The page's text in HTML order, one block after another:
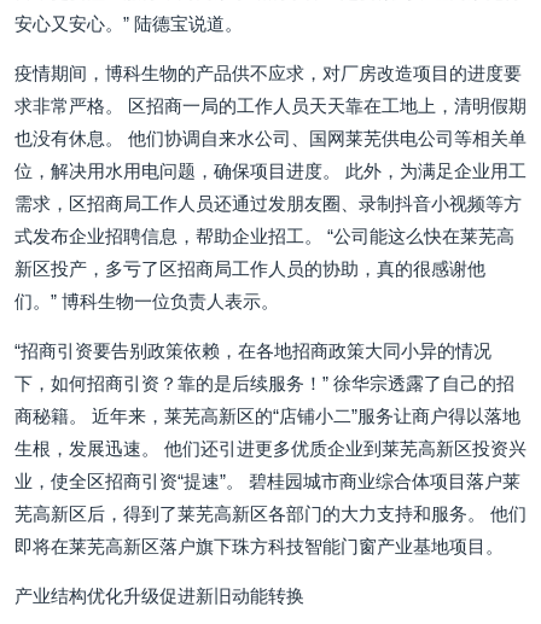
安心又安心。” 陆德宝说道。
疫情期间，博科生物的产品供不应求，对厂房改造项目的进度要
求非常严格。 区招商一局的工作人员天天靠在工地上，清明假期
也没有休息。 他们协调自来水公司、国网莱芜供电公司等相关单
位，解决用水用电问题，确保项目进度。 此外，为满足企业用工
需求，区招商局工作人员还通过发朋友圈、录制抖音小视频等方
式发布企业招聘信息，帮助企业招工。 “公司能这么快在莱芜高
新区投产，多亏了区招商局工作人员的协助，真的很感谢他
们。” 博科生物一位负责人表示。
“招商引资要告别政策依赖，在各地招商政策大同小异的情况
下，如何招商引资？靠的是后续服务！” 徐华宗透露了自己的招
商秘籍。 近年来，莱芜高新区的“店铺小二”服务让商户得以落地
生根，发展迅速。 他们还引进更多优质企业到莱芜高新区投资兴
业，使全区招商引资“提速”。 碧桂园城市商业综合体项目落户莱
芜高新区后，得到了莱芜高新区各部门的大力支持和服务。 他们
即将在莱芜高新区落户旗下珠方科技智能门窗产业基地项目。
产业结构优化升级促进新旧动能转换